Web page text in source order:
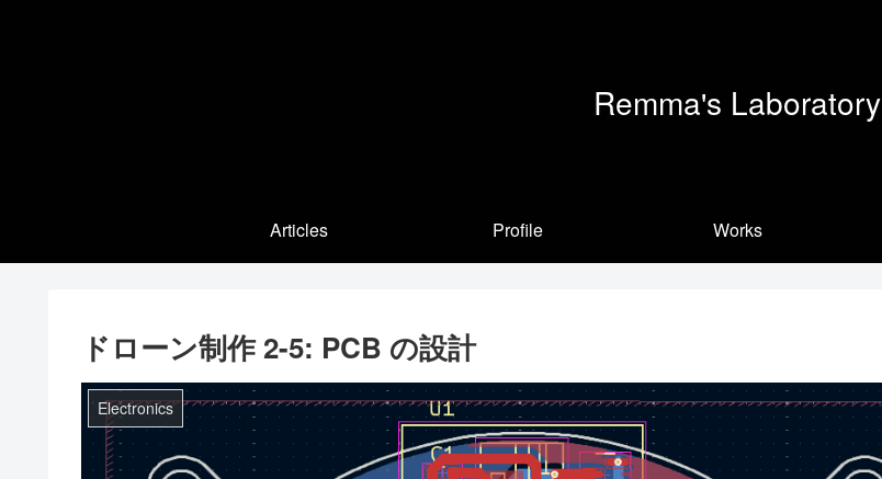
Remma's Laboratory
Articles Profile Works
ドローン制作 2-5: PCB の設計
Electronics